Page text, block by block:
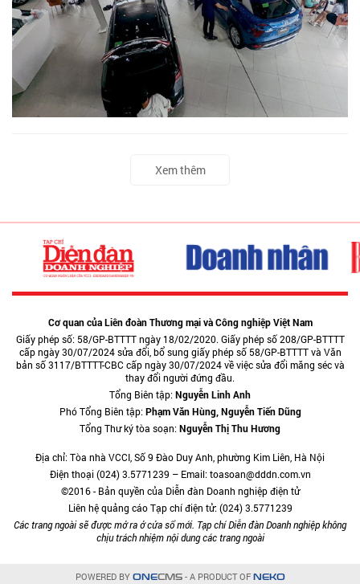
Xem thêm
Cơ quan của Liên đoàn Thương mại và Công nghiệp Việt Nam
Giấy phép số: 58/GP-BTTTT ngày 18/02/2020. Giấy phép số 208/GP-BTTTT
cấp ngày 30/07/2024 sửa đổi, bổ sung giấy phép số 58/GP-BTTTT và Văn
bản số 3117/BTTTT-CBC cấp ngày 30/07/2024 về việc sửa đổi măng séc và
thay đổi người đứng đầu.
Tổng Biên tập:Nguyễn Linh Anh
Phó Tổng Biên tập:Phạm Văn Hùng, Nguyễn Tiến Dũng
Tổng Thư ký tòa soạn:Nguyễn Thị Thu Hương
Địa chỉ: Tòa nhà VCCI, Số 9 Đào Duy Anh, phường Kim Liên, Hà Nội
Điện thoại (024) 3.5771239 – Email: toasoan@dddn.com.vn
©2016 - Bản quyền của Diễn đàn Doanh nghiệp điện tử
Liên hệ quảng cáo Tạp chí điện tử: (024) 3.5771239
Các trang ngoài sẽ được mở ra ở cửa sổ mới. Tạp chí Diễn đàn Doanh nghiệp không
chịu trách nhiệm nội dung các trang ngoài
POWERED BY ONECMS- A PRODUCT OF NEKO